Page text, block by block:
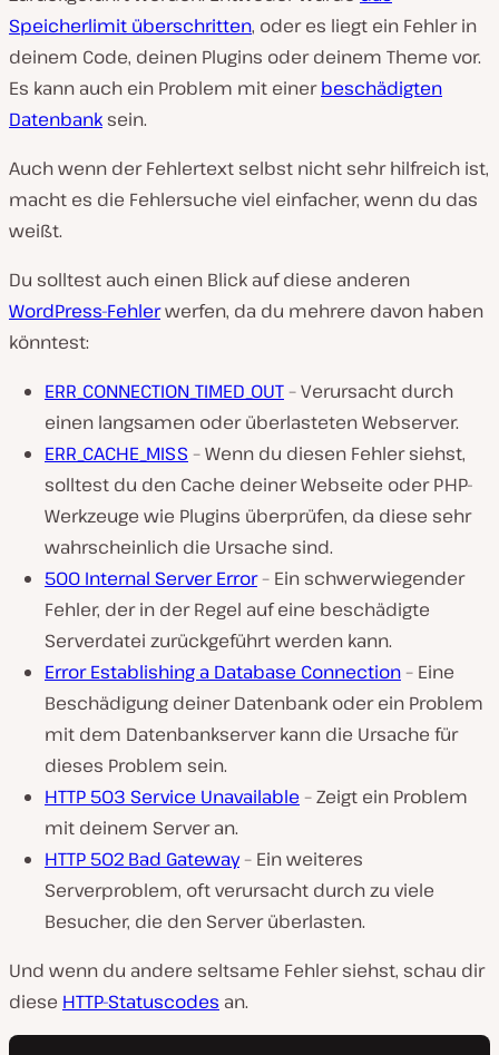
Speicherlimit überschritten, oder es liegt ein Fehler in
deinem Code, deinen Plugins oder deinem Theme vor.
Es kann auch ein Problem mit einerbeschädigten
Datenbank sein.
Auch wenn der Fehlertext selbst nicht sehr hilfreich ist,
macht es die Fehlersuche viel einfacher, wenn du das
weißt.
Du solltest auch einen Blick auf diese anderen
WordPress-Fehlerwerfen, da du mehrere davon haben
könntest:
ERR_CONNECTION_TIMED_OUT– Verursacht durch
einen langsamen oder überlasteten Webserver.
ERR_CACHE_MISS – Wenn du diesen Fehler siehst,
solltest du den Cache deiner Webseite oder PHP-
Werkzeuge wie Plugins überprüfen, da diese sehr
wahrscheinlich die Ursache sind.
500 Internal Server Error– Ein schwerwiegender
Fehler, der in der Regel auf eine beschädigte
Serverdatei zurückgeführt werden kann.
Error Establishing a Database Connection– Eine
Beschädigung deiner Datenbank oder ein Problem
mit dem Datenbankserver kann die Ursache für
dieses Problem sein.
HTTP 503 Service Unavailable – Zeigt ein Problem
mit deinem Server an.
HTTP 502 Bad Gateway– Ein weiteres
Serverproblem, oft verursacht durch zu viele
Besucher, die den Server überlasten.
Und wenn du andere seltsame Fehler siehst, schau dir
diese HTTP-Statuscodes an.